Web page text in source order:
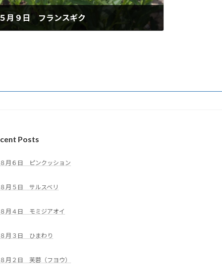
月９日 フランスギク
Posts
８月６日 ピンクッション
８月５日 サルスベリ
８月４日 モミジアオイ
８月３日 ひまわり
８月２日 芙蓉（フヨウ）